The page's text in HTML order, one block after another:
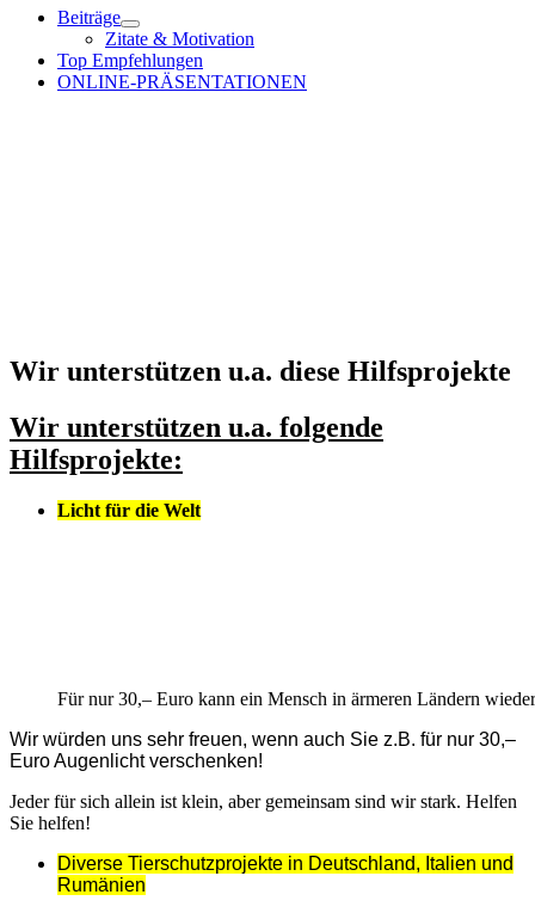
Beiträge
Zitate & Motivation
Top Empfehlungen
ONLINE-PRÄSENTATIONEN
Wir unterstützen u.a. diese Hilfsprojekte
Wir unterstützen u.a. folgende
Hilfsprojekte:
Licht für die Welt
Für nur 30,– Euro kann ein Mensch in ärmeren Ländern
Wir würden uns sehr freuen, wenn auch Sie z.B. für nur 30,–
Euro Augenlicht verschenken!
Jeder für sich allein ist klein, aber gemeinsam sind wir stark. Helfen
Sie helfen!
Diverse Tierschutzprojekte in Deutschland, Italien und
Rumänien